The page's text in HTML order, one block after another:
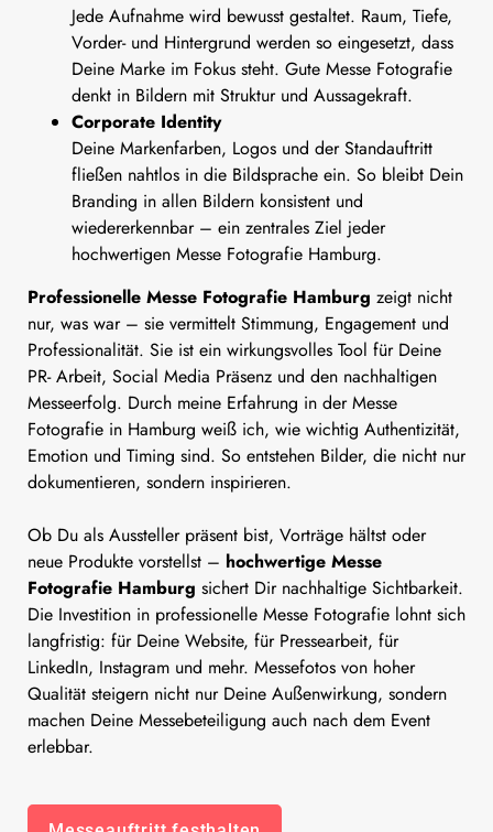
Jede Aufnahme wird bewusst gestaltet. Raum, Tiefe,
Vorder- und Hintergrund werden so eingesetzt, dass
Deine Marke im Fokus steht. Gute Messe Fotografie
denkt in Bildern mit Struktur und Aussagekraft.
Corporate Identity
Deine Markenfarben, Logos und der Standauftritt
fließen nahtlos in die Bildsprache ein. So bleibt Dein
Branding in allen Bildern konsistent und
wiedererkennbar – ein zentrales Ziel jeder
hochwertigen Messe Fotografie Hamburg.
Professionelle Messe Fotografie Hamburg zeigt nicht
nur, was war – sie vermittelt Stimmung, Engagement und
Professionalität. Sie ist ein wirkungsvolles Tool für Deine
PR- Arbeit, Social Media Präsenz und den nachhaltigen
Messeerfolg. Durch meine Erfahrung in der Messe
Fotografie in Hamburg weiß ich, wie wichtig Authentizität,
Emotion und Timing sind. So entstehen Bilder, die nicht nur
dokumentieren, sondern inspirieren.
Ob Du als Aussteller präsent bist, Vorträge hältst oder
neue Produkte vorstellst – hochwertige Messe
Fotografie Hamburg sichert Dir nachhaltige Sichtbarkeit.
Die Investition in professionelle Messe Fotografie lohnt sich
langfristig: für Deine Website, für Pressearbeit, für
LinkedIn, Instagram und mehr. Messefotos von hoher
Qualität steigern nicht nur Deine Außenwirkung, sondern
machen Deine Messebeteiligung auch nach dem Event
erlebbar.